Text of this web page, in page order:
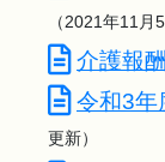
（2021年11月
介護報
令和3年
更新）